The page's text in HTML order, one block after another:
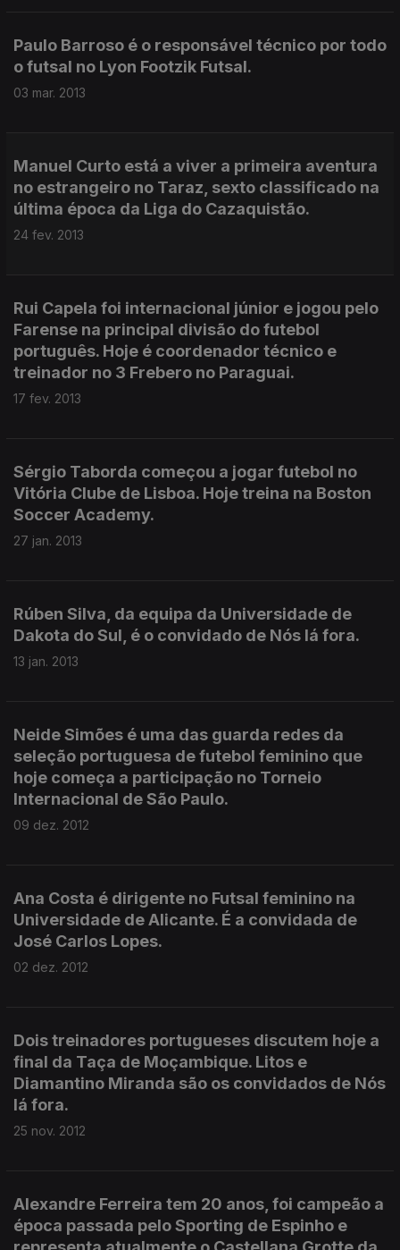
Paulo Barroso é o responsável técnico por todo
o futsal no Lyon Footzik Futsal.
03 mar. 2013
Manuel Curto está a viver a primeira aventura
no estrangeiro no Taraz, sexto classificado na
última época da Liga do Cazaquistão.
24 fev. 2013
Rui Capela foi internacional júnior e jogou pelo
Farense na principal divisão do futebol
português. Hoje é coordenador técnico e
treinador no 3 Frebero no Paraguai.
17 fev. 2013
Sérgio Taborda começou a jogar futebol no
Vitória Clube de Lisboa. Hoje treina na Boston
Soccer Academy.
27 jan. 2013
Rúben Silva, da equipa da Universidade de
Dakota do Sul, é o convidado de Nós lá fora.
13 jan. 2013
Neide Simões é uma das guarda redes da
seleção portuguesa de futebol feminino que
hoje começa a participação no Torneio
Internacional de São Paulo.
09 dez. 2012
Ana Costa é dirigente no Futsal feminino na
Universidade de Alicante. É a convidada de
José Carlos Lopes.
02 dez. 2012
Dois treinadores portugueses discutem hoje a
final da Taça de Moçambique. Litos e
Diamantino Miranda são os convidados de Nós
lá fora.
25 nov. 2012
Alexandre Ferreira tem 20 anos, foi campeão a
época passada pelo Sporting de Espinho e